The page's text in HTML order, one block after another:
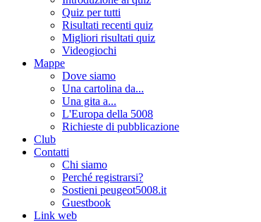
Quiz per tutti
Risultati recenti quiz
Migliori risultati quiz
Videogiochi
Mappe
Dove siamo
Una cartolina da...
Una gita a...
L'Europa della 5008
Richieste di pubblicazione
Club
Contatti
Chi siamo
Perché registrarsi?
Sostieni peugeot5008.it
Guestbook
Link web